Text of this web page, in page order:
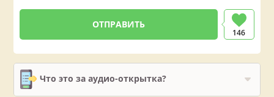
146
Что это за аудио-открытка?